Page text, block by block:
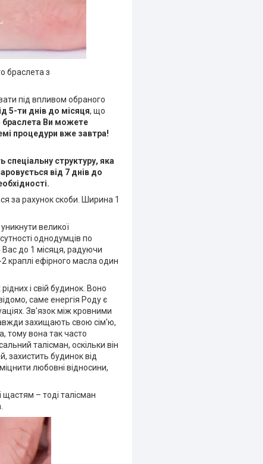
браслета з
під впливом обраного
5-ти днів до місяця, що
Ви можете
процедури вже завтра!
структуру, яка
від 7 днів до
за рахунок скоби. Ширина 1
великої
однодумців по
Вас до 1 місяця, радуючи
ефірного масла один
і свій будинок. Воно
саме енергія Роду є
Зв'язок між кровними
захищають свою сім'ю,
тому вона так часто
талісман, оскільки він
захистить будинок від
любовні відносини,
– тоді талісман